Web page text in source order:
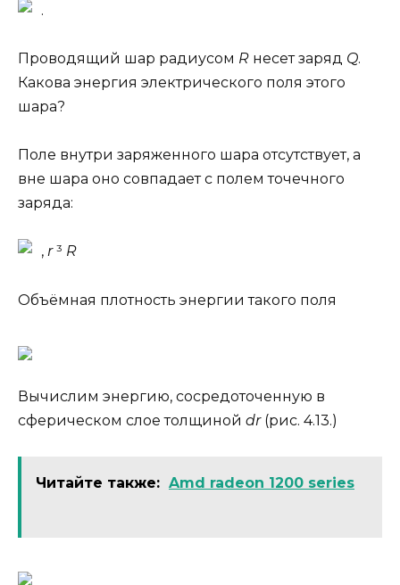
.
Проводящий шар радиусом R несет заряд Q.
Какова энергия электрического поля этого
шара?
Поле внутри заряженного шара отсутствует, а
вне шара оно совпадает с полем точечного
заряда:
, r³ R
Объёмная плотность энергии такого поля
Вычислим энергию, сосредоточенную в
сферическом слое толщиной dr(рис. 4.13.)
Читайте также: Amd radeon 1200 series